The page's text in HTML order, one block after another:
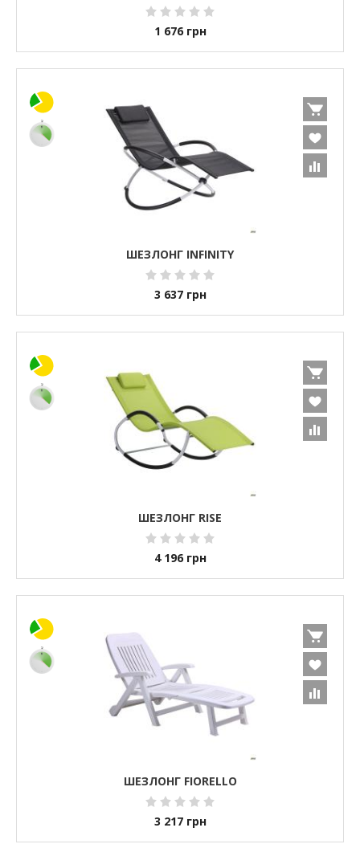
1 676 грн
ШЕЗЛОНГ INFINITY
3 637 грн
ШЕЗЛОНГ RISE
4 196 грн
ШЕЗЛОНГ FIORELLO
3 217 грн